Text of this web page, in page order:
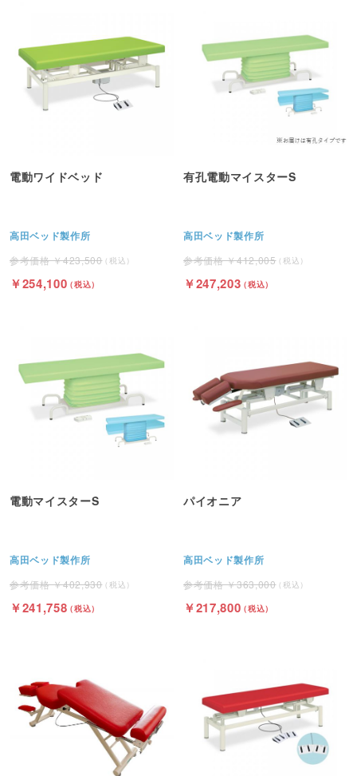
電動ワイドベッド
高田ベッド製作所
423,500
254,100
有孔電動マイスターS
高田ベッド製作所
412,005
247,203
電動マイスターS
高田ベッド製作所
402,930
241,758
パイオニア
高田ベッド製作所
363,000
217,800